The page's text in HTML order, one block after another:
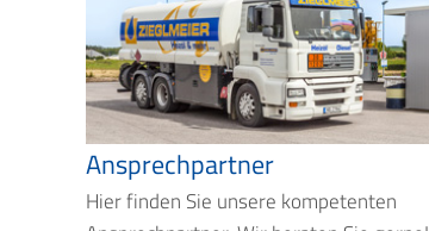
Ansprechpartner
Hier finden Sie unsere kompetenten